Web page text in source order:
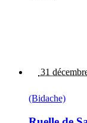
31
(Bidache)